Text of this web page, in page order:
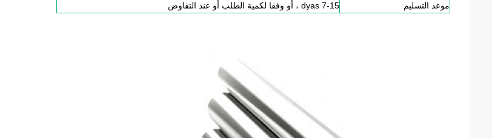
موعد التسليم
7-15 dyas ، أو وفقا لكمية الطلب أو عند التفاوض